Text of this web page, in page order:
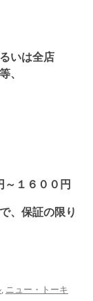
いは全店
、
～１６００円
、保証の限り
, ニュー・トーキ